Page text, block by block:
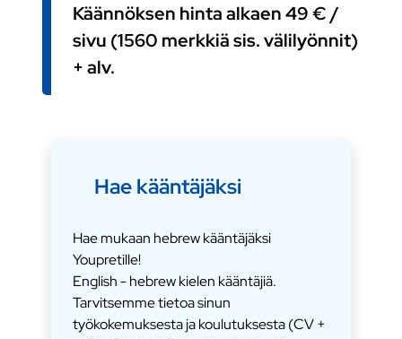
Käännöksen hinta alkaen 49 € /
sivu (1560 merkkiä sis. välilyönnit)
+ alv.
Hae kääntäjäksi
Hae mukaan hebrew kääntäjäksi
Youpretille!
English - hebrew kielen kääntäjiä.
Tarvitsemme tietoa sinun
työkokemuksesta ja koulutuksesta (CV +